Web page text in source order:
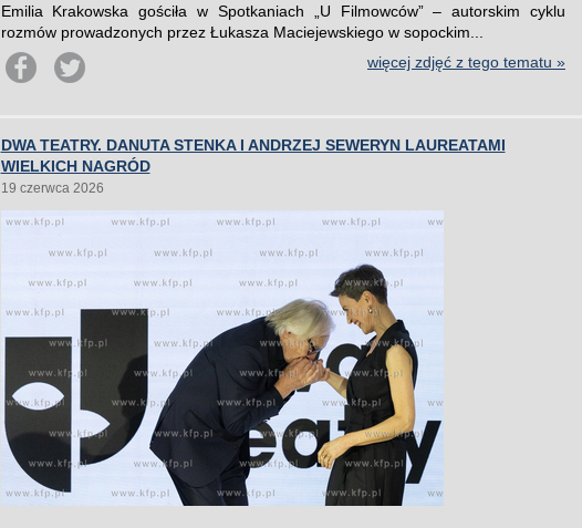
Emilia Krakowska gościła w Spotkaniach „U Filmowców” – autorskim cyklu
rozmów prowadzonych przez Łukasza Maciejewskiego w sopockim...
więcej zdjęć z tego tematu »
DWA TEATRY. DANUTA STENKA I ANDRZEJ SEWERYN LAUREATAMI
WIELKICH NAGRÓD
19 czerwca 2026